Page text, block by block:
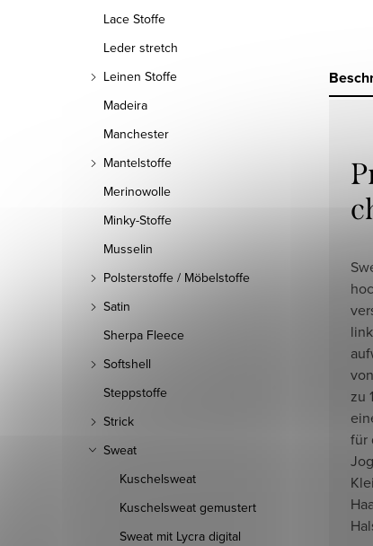
Lace Stoffe
Leder stretch
Leinen Stoffe
Madeira
Manchester
Mantelstoffe
Merinowolle
Minky-Stoffe
Musselin
Polsterstoffe / Möbelstoffe
Satin
Sherpa Fleece
Softshell
Steppstoffe
Strick
Sweat
Kuschelsweat
Kuschelsweat gemustert
Sweat mit Lycra digital
zu
für